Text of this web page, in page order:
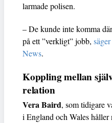
larmade polisen.
– De kunde inte komma
på ett ”verkligt” jobb,
News.
Koppling mellan
relation
Vera Baird, som tidigare
i England och Wales håller